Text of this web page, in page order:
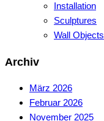
Installation
Sculptures
Wall Objects
Archiv
März 2026
Februar 2026
November 2025